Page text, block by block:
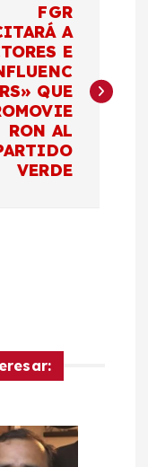
FGR
A
E
QUE
RON AL
VERDE